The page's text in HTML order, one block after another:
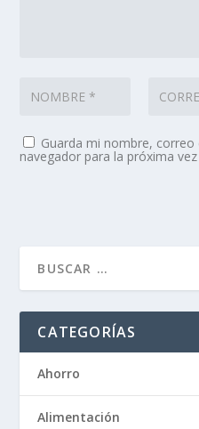
Guarda mi nombre,
navegador para la próxima
CATEGORÍAS
Ahorro
Alimentación